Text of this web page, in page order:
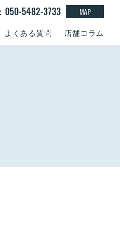
よくある質問 店舗コラム
050-5482-3733 MAP